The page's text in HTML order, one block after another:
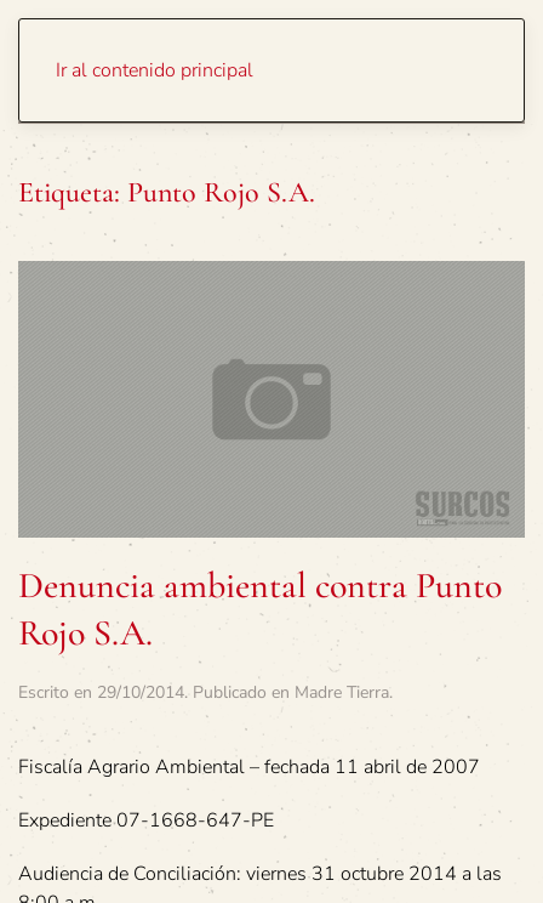
Ir al contenido principal
Etiqueta: Punto Rojo S.A.
Denuncia ambiental contra Punto
Rojo S.A.
Escrito en 29/10/2014. Publicado en Madre Tierra.
Fiscalía Agrario Ambiental – fechada 11 abril de 2007
Expediente 07-1668-647-PE
Audiencia de Conciliación: viernes 31 octubre 2014 a las